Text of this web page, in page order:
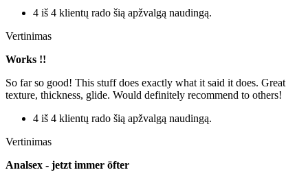
4 iš 4 klientų rado šią apžvalgą naudingą.
Vertinimas
Works !!
So far so good! This stuff does exactly what it said it does. Great
texture, thickness, glide. Would definitely recommend to others!
4 iš 4 klientų rado šią apžvalgą naudingą.
Vertinimas
Analsex - jetzt immer öfter